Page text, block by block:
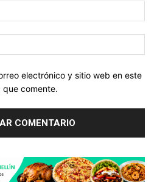
electrónico y sitio web en este
comente.